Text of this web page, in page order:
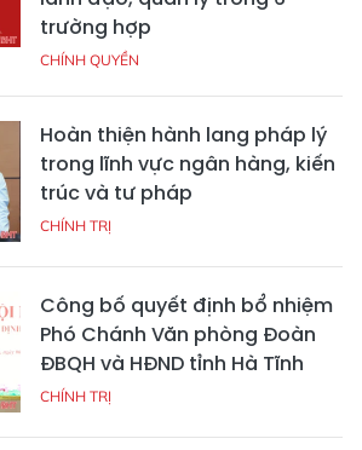
trường hợp
CHÍNH QUYỀN
Hoàn thiện hành lang pháp lý
trong lĩnh vực ngân hàng, kiến
trúc và tư pháp
CHÍNH TRỊ
Công bố quyết định bổ nhiệm
Phó Chánh Văn phòng Đoàn
ĐBQH và HĐND tỉnh Hà Tĩnh
CHÍNH TRỊ